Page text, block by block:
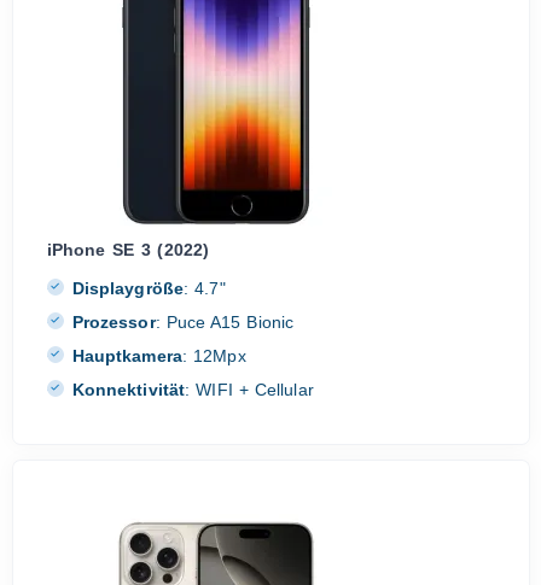
iPhone SE 3 (2022)
Displaygröße: 4.7"
Prozessor: Puce A15 Bionic
Hauptkamera: 12Mpx
Konnektivität: WIFI + Cellular